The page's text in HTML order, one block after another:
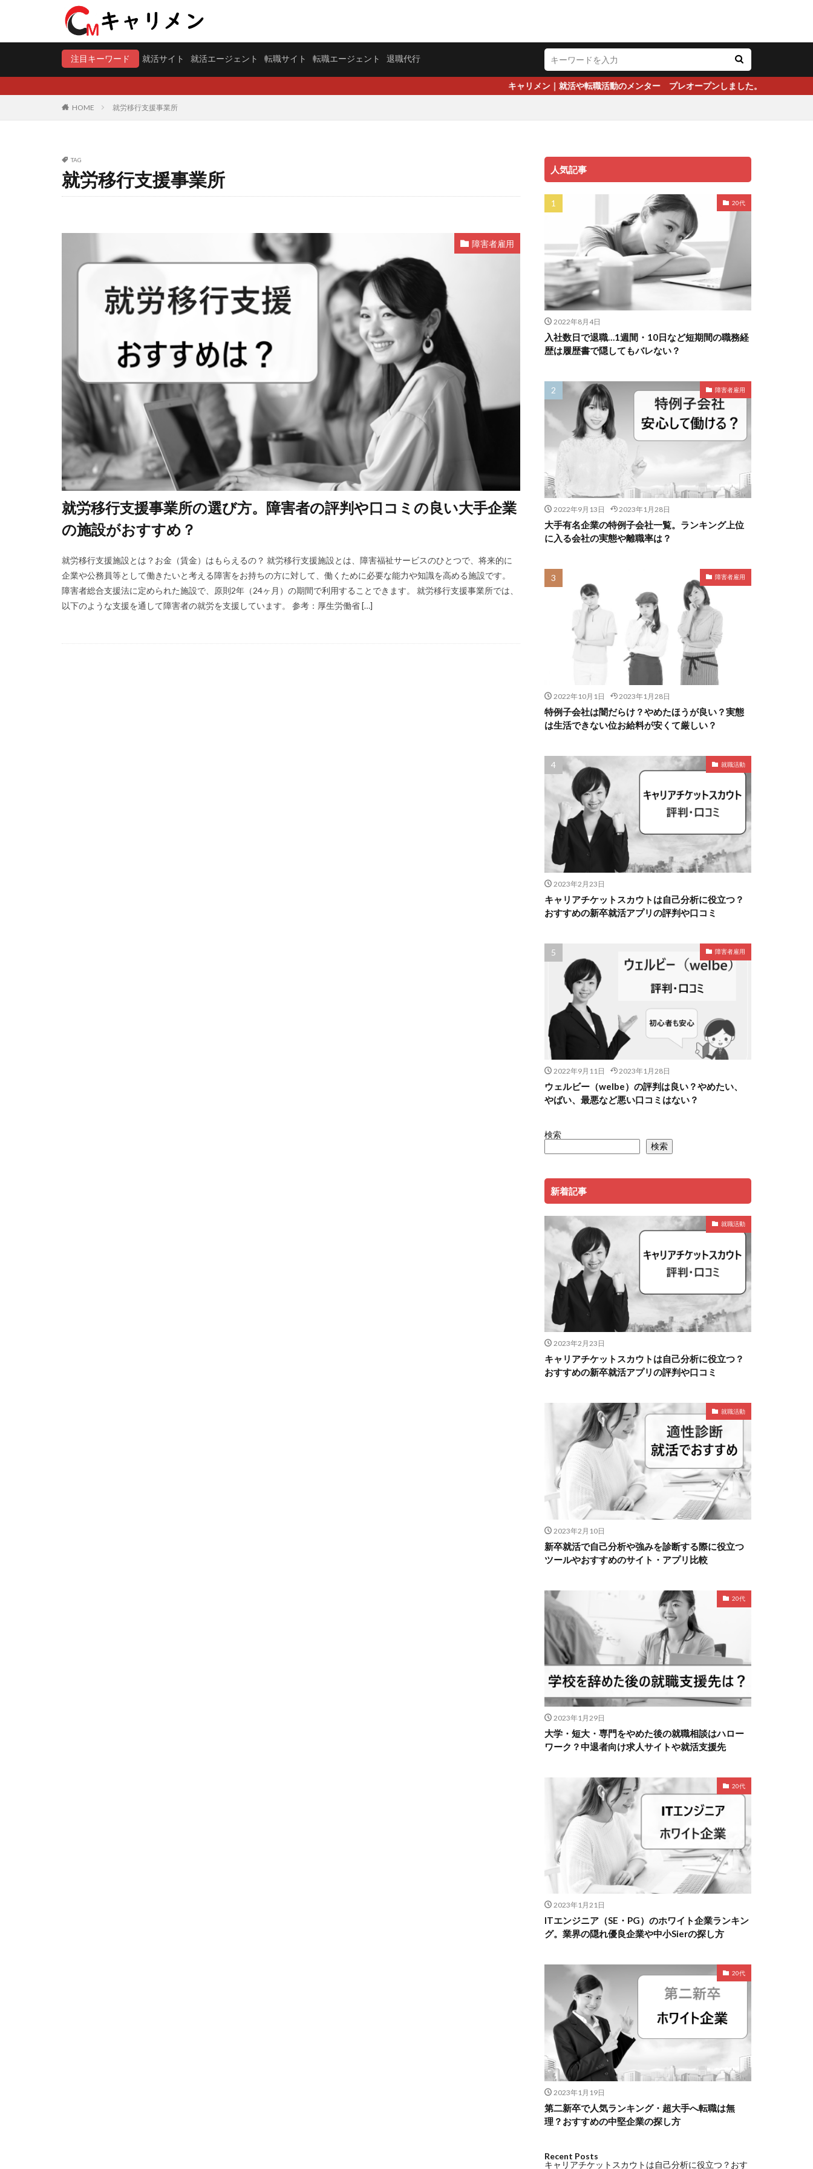
注目キーワード 就活サイト 就活エージェント 転職サイト 転職エージェント 退職代行
キャリメン｜就活や転職活動のメンター プレオープンしました。
HOME 就労移行支援事業所
TAG
就労移行支援事業所
障害者雇用
就労移行支援事業所の選び方。障害者の評判や口コミの良い大手企業
の施設がおすすめ？
就労移行支援施設とは？お金（賃金）はもらえるの？ 就労移行支援施設とは、障害福祉サービスのひとつで、将来的に
企業や公務員等として働きたいと考える障害をお持ちの方に対して、働くために必要な能力や知識を高める施設です。
障害者総合支援法に定められた施設で、原則2年（24ヶ月）の期間で利用することできます。 就労移行支援事業所では、
以下のような支援を通して障害者の就労を支援しています。 参考：厚生労働省 […]
人気記事
20代
2022年8月4日
入社数日で退職…1週間・10日など短期間の職務経
歴は履歴書で隠してもバレない？
障害者雇用
2022年9月13日 2023年1月28日
大手有名企業の特例子会社一覧。ランキング上位
に入る会社の実態や離職率は？
障害者雇用
2022年10月1日 2023年1月28日
特例子会社は闇だらけ？やめたほうが良い？実態
は生活できない位お給料が安くて厳しい？
就職活動
2023年2月23日
キャリアチケットスカウトは自己分析に役立つ？
おすすめの新卒就活アプリの評判や口コミ
障害者雇用
2022年9月11日 2023年1月28日
ウェルビー（welbe）の評判は良い？やめたい、
やばい、最悪など悪い口コミはない？
検索
検索
新着記事
就職活動
2023年2月23日
キャリアチケットスカウトは自己分析に役立つ？
おすすめの新卒就活アプリの評判や口コミ
就職活動
2023年2月10日
新卒就活で自己分析や強みを診断する際に役立つ
ツールやおすすめのサイト・アプリ比較
20代
2023年1月29日
大学・短大・専門をやめた後の就職相談はハロー
ワーク？中退者向け求人サイトや就活支援先
20代
2023年1月21日
ITエンジニア（SE・PG）のホワイト企業ランキン
グ。業界の隠れ優良企業や中小Sierの探し方
20代
2023年1月19日
第二新卒で人気ランキング・超大手へ転職は無
理？おすすめの中堅企業の探し方
Recent Posts
キャリアチケットスカウトは自己分析に役立つ？おす